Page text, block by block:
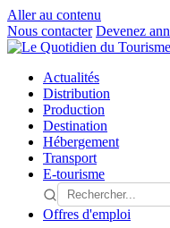
Aller au contenu
Nous contacter Devenez
Actualités
Distribution
Production
Destination
Hébergement
Transport
E-tourisme
Offres d'emploi